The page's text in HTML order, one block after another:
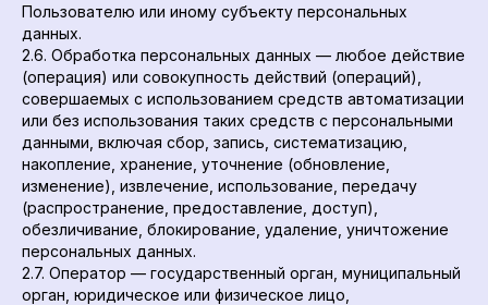
Пользователю или иному субъекту персональных
данных.
2.6. Обработка персональных данных — любое действие
(операция) или совокупность действий (операций),
совершаемых с использованием средств автоматизации
или без использования таких средств с персональными
данными, включая сбор, запись, систематизацию,
накопление, хранение, уточнение (обновление,
изменение), извлечение, использование, передачу
(распространение, предоставление, доступ),
обезличивание, блокирование, удаление, уничтожение
персональных данных.
2.7. Оператор — государственный орган, муниципальный
орган, юридическое или физическое лицо,